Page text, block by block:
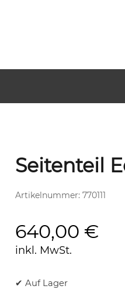
Seitenteil
Artikelnummer: 770111
640,00 €
inkl. MwSt.
✔ Auf Lager